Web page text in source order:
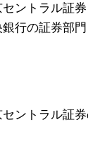
ントラル証
行の証券部
ントラル証券